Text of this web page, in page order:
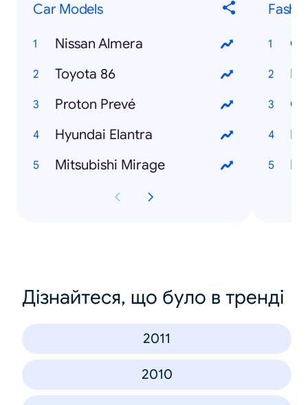
Car Models
Nissan Almera
Toyota 86
Proton Prevé
Hyundai Elantra
Mitsubishi Mirage
Дізнайтеся, що було в тренді
2011
2010